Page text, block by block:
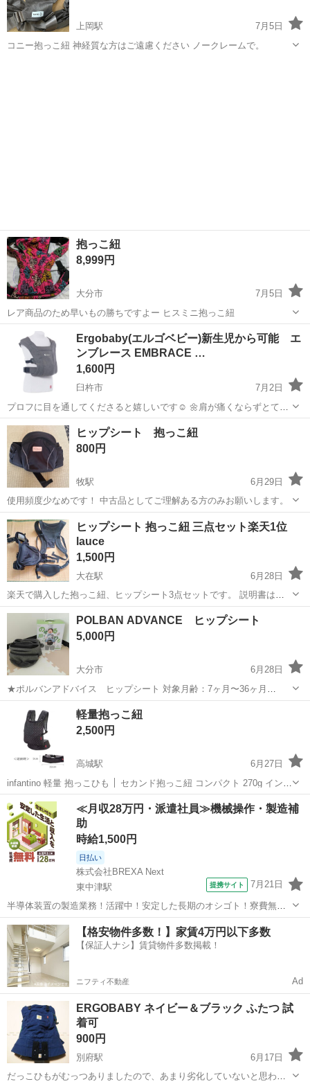
上岡駅
7月5日
コニー抱っこ紐 神経質な方はご遠慮ください ノークレームで。
抱っこ紐
8,999円
大分市
7月5日
レア商品のため早いもの勝ちですよー ヒスミニ抱っこ紐
商品
Ergobaby(エルゴベビー)新生児から可能 エ
ンブレース EMBRACE …
1,600円
臼杵市
7月2日
プロフに目を通してくださると嬉しいです☺️ 🌼肩が痛くならずとても
おすすめです！ 美品になります！！ ①幅広の肩ストラップ 肩をつつ
むように広がるストラップでどんな体型のパパママにもピッタリフィ
ットします。 ②カンタン...
大分 臼杵市 ベビー用品 エンブレース
ヒップシート 抱っこ紐
800円
牧駅
6月29日
使用頻度少なめです！ 中古品としてご理解ある方のみお願いします。
大分 大分市 牧駅 ベビー用品 シート
ヒップシート 抱っこ紐 三点セット楽天1位
lauce
1,500円
大在駅
6月28日
楽天で購入した抱っこ紐、ヒップシート3点セットです。 説明書はつ
いてませんが、検索すると画像でてきます。 ほとんど使っておらず汚
れが見当たらない美品です。 ポッケが3個あり、使い勝手が良いで
す。 鶴崎、大在、高田、坂ノ市、...
大分 大分市
POLBAN ADVANCE ヒップシート
5,000円
大分市
6月28日
★ポルバンアドバイス ヒップシート 対象月齢：7ヶ月〜36ヶ月
（15kg）まで カラー ：メランジグレー 箱・取扱説明書あり ワンオ
ペ外出時にとても重宝しました。 ベルトに毛玉が出来ていたりと使用
感がありますが、 中古品...
大分市 ベビー用品
軽量抱っこ紐
2,500円
高城駅
6月27日
infantino 軽量 抱っこひも │ セカンド抱っこ紐 コンパクト 270g インフ
ァンティーノ おんぶ 洗える 【購入時価格】5000円ぐらい 【傷などの
状態】とくに目立った傷はありません。 【アピールポイント】...
大分 大分市 高城駅 ベビー用品 軽量
≪月収28万円・派遣社員≫機械操作・製造補
助
時給1,500円
日払い
株式会社BREXA Next
東中津駅
提携サイト 7月21日
半導体装置の製造業務！活躍中！安定した長期のオシゴト！寮費無料
★赴任旅費会社負担◎20代～40代の男性活躍中★未経験活躍中！高時
給1,500円！《大分県中津市》 人気の工場のお仕事 ◇半導体装置内部
のシート製造◇ ＊クリー...
大分 中津市 東中津駅 その他
【格安物件多数！】家賃4万円以下多数
【保証人ナシ】賃貸物件多数掲載！
ニフティ不動産 Ad
ERGOBABY ネイビー＆ブラック ふたつ 試
着可
900円
別府駅
6月17日
だっこひもがむっつありましたので、あまり劣化していないと思われ